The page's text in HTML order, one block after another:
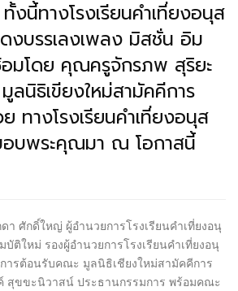
นี้ทางโรงเรียนคำเที่ยงอนุส
งบรรเลงเพลง มิสชั่น อิม
มโดย คุณครูจักรภพ สุริยะ
นิธิเขียงใหม่สามัคคีการ
ทางโรงเรียนคำเที่ยงอนุส
บพระคุณมา ณ โอกาสนี้
า ศักดิ์ใหญ่ ผู้อำนวยการโรงเรียนคำเที่ยงอนุ
ติใหม่ รองผู้อำนวยการโรงเรียนคำเที่ยงอนุ
รต้อนรับคณะ มูลนิธิเชียงใหม่สามัคคีการ
สุขขะนิวาสน์ ประธานกรรมการ พร้อมคณะ